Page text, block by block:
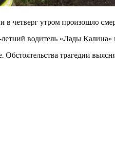
в четверг утром произошло
водитель «Лады
трагедии